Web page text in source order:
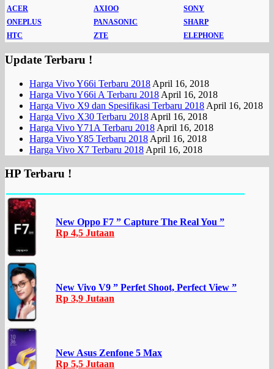
ACER
AXIOO
SONY
ONEPLUS
PANASONIC
SHARP
HTC
ZTE ELEPHONE
Update Terbaru !
Harga Vivo Y66i Terbaru 2018 April 16, 2018
Harga Vivo Y66i A Terbaru 2018 April 16, 2018
Harga Vivo X9 dan Spesifikasi Terbaru 2018 April 16, 2018
Harga Vivo X30 Terbaru 2018 April 16, 2018
Harga Vivo Y71A Terbaru 2018 April 16, 2018
Harga Vivo Y85 Terbaru 2018 April 16, 2018
Harga Vivo X7 Terbaru 2018 April 16, 2018
HP Terbaru !
New Oppo F7 ” Capture The Real You ”
Rp 4,5 Jutaan
New Vivo V9 ” Perfet Shoot, Perfect View ”
Rp 3,9 Jutaan
New Asus Zenfone 5 Max
Rp 5,5 Jutaan